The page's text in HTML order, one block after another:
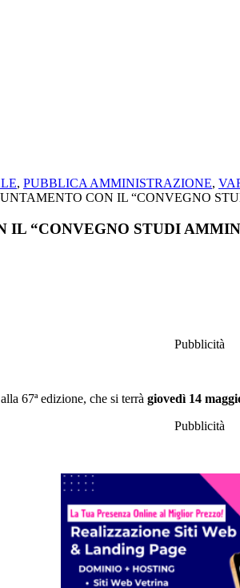
, PUBBLICA AMMINISTRAZIONE,
IL “CONVEGNO STUDI
Pubblicità
67ª edizione, che si terrà giovedì 14
Pubblicità